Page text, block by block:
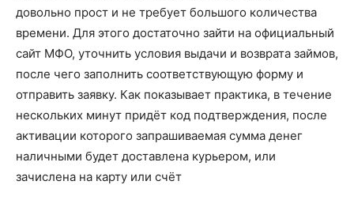
довольно прост и не требует большого количества
времени. Для этого достаточно зайти на официальный
сайт МФО, уточнить условия выдачи и возврата займов,
после чего заполнить соответствующую форму и
отправить заявку. Как показывает практика, в течение
нескольких минут придёт код подтверждения, после
активации которого запрашиваемая сумма денег
наличными будет доставлена курьером, или
зачислена на карту или счёт